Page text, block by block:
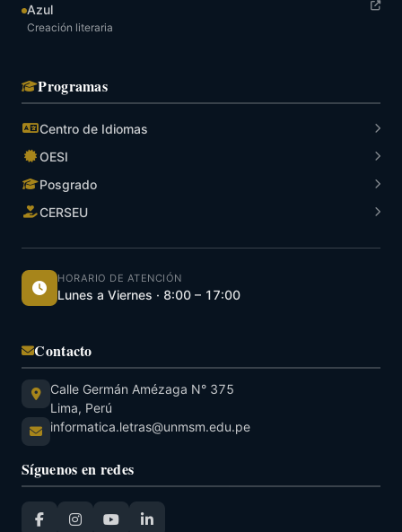
Azul
Creación literaria
Programas
Centro de Idiomas
OESI
Posgrado
CERSEU
HORARIO DE ATENCIÓN
Lunes a Viernes · 8:00 – 17:00
Contacto
Calle Germán Amézaga N° 375
Lima, Perú
informatica.letras@unmsm.edu.pe
Síguenos en redes